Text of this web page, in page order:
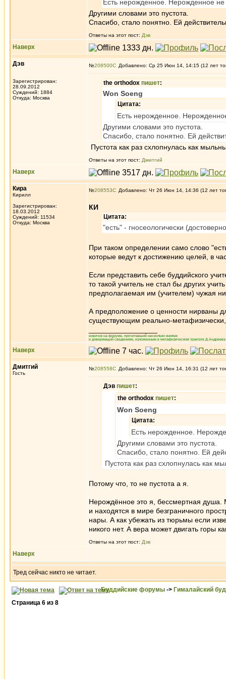
Есть нерожденное. Нерожденное
Другими словами это пустота.
Спасибо, стало понятно. Ей
Ответы на этот пост: Дэв
Наверх
Дэв
Зарегистрирован:
28.09.2012
Суждений: 1884
Откуда: Москва
№208500 Добавлено: Ср 25 Июн 14, 14:15 (12 лет
the orthodox пишет:
Won Soeng
Цитата:
Есть нерожденное.
Другими словами это пустота.
Спасибо, стало понятно. Ей
Пустота как раз схлопнулась как
Ответы на этот пост: Дмитгий
Наверх
Кира
Кирилл
Зарегистрирован:
18.03.2012
Суждений: 11534
Откуда: Москва
№208553 Добавлено: Чт 26 Июн 14, 14:36 (12 лет
КИ
Цитата:
"есть" - гносеологически
При таком определении само слово
которые ведут к достижению целей, в
Если представить себе буддийского
то такой учитель не стал бы других
предполагаемая им (учителем) чужая
А предположение о ценности нирваны
существующим реально-
новичок на форуме, прочитавший несколько книжек
и доверяющий сведениям, изложенным в метафизическом трактате
Наверх
Дмитгий
Гость
№208558 Добавлено: Чт 26 Июн 14, 16:31 (12 лет
Дэв пишет:
the orthodox пишет:
Won Soeng
Цитата:
Есть нерожденное.
Другими словами это пустота.
Спасибо, стало понятно. Ей
Пустота как раз схлопнулась как
Потому что, то не пустота а я.
Нерождённое это я, бессмертная душа.
и находятся в мире безграничного
нары. А как убежать из тюрьмы если
никого нет. А вера может двигать горы
Ответы на этот пост: Дэв
Наверх
Тред сейчас никто не читает.
Буддийские форумы -> Гималайский
Страница 6 из 8